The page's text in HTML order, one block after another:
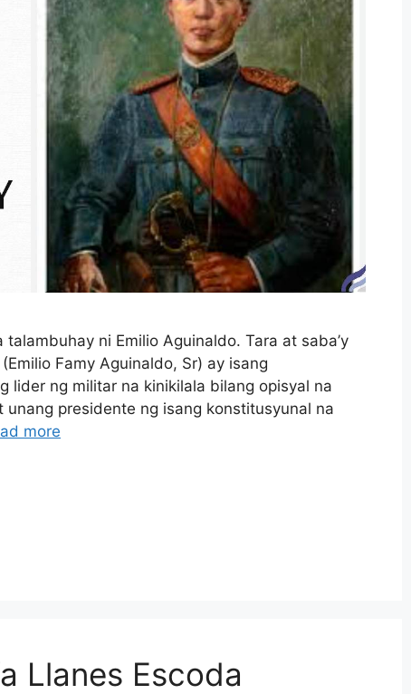
ni Emilio Aguinaldo. Tara at saba’y
Famy Aguinaldo, Sr) ay isang
lider ng militar na kinikilala bilang opisyal na
presidente ng isang konstitusyunal na
more
Llanes Escoda